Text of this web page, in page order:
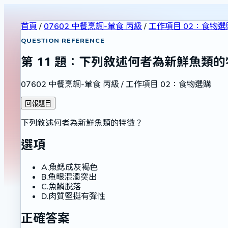
首頁 / 07602 中餐烹調-葷食 丙級 / 工作項目 02：食物選
QUESTION REFERENCE
第 11 題： 下列敘述何者為新鮮魚類的
07602 中餐烹調-葷食 丙級 / 工作項目 02：食物選購
回報題目
下列敘述何者為新鮮魚類的特徵？
選項
A.魚鰓成灰褐色
B.魚眼混濁突出
C.魚鱗脫落
D.肉質堅挺有彈性
正確答案